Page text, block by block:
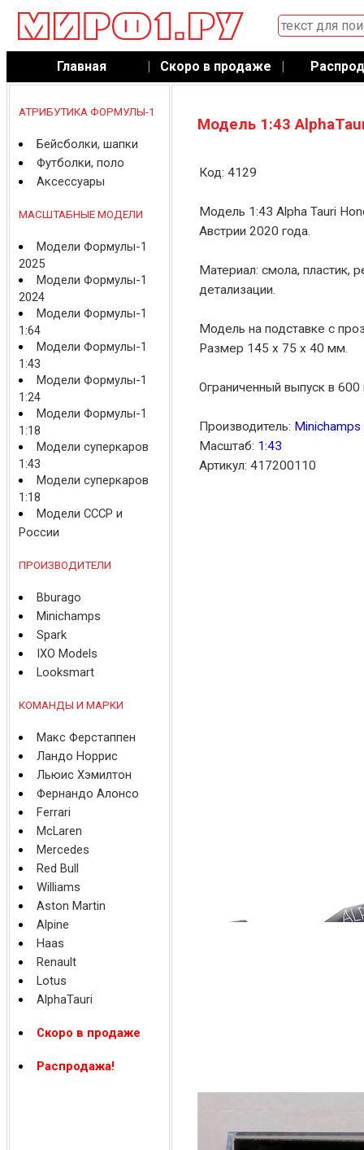
Главная | Скоро в продаже |
АТРИБУТИКА ФОРМУЛЫ-1
Бейсболки, шапки
Футболки, поло
Аксессуары
МАСШТАБНЫЕ МОДЕЛИ
Модели Формулы-1
2025
Модели Формулы-1
2024
Модели Формулы-1
1:64
Модели Формулы-1
1:43
Модели Формулы-1
1:24
Модели Формулы-1
1:18
Модели суперкаров
1:43
Модели суперкаров
1:18
Модели СССР и
России
ПРОИЗВОДИТЕЛИ
Bburago
Minichamps
Spark
IXO Models
Looksmart
КОМАНДЫ И МАРКИ
Макс Ферстаппен
Ландо Норрис
Льюис Хэмилтон
Фернандо Алонсо
Ferrari
McLaren
Mercedes
Red Bull
Williams
Aston Martin
Alpine
Haas
Renault
Lotus
AlphaTauri
Скоро в продаже
Распродажа!
Модель 1:43
Код: 4129
Модель 1:43 Alpha Tauri
Австрии 2020 года.
Материал: смола, пластик,
детализации.
Модель на подставке с
Размер 145 x 75 x 40 мм.
Ограниченный выпуск в 600
Производитель: Minichamps
Масштаб: 1:43
Артикул: 417200110